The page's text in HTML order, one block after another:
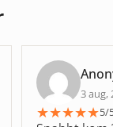
3 aug,
★★★★★5/